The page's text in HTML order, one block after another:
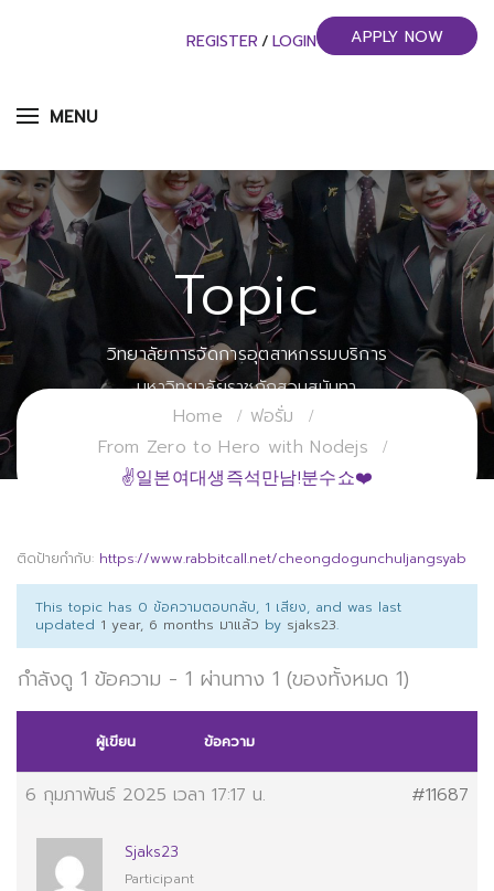
MENU
REGISTER / LOGIN APPLY NOW
Topic
วิทยาลัยการจัดการอุตสาหกรรมบริการ
มหาวิทยาลัยราชภัฏสวนสุนันทา
Home
ฟอรั่ม
From Zero to Hero with Nodejs
✌일본여대생즉석만남!분수쇼❤️
ติดป้ายกำกับ: https://www.rabbitcall.net/cheongdogunchuljangsyab
This topic has 0 ข้อความตอบกลับ, 1 เสียง, and was last
updated 1 year, 6 months มาแล้ว by sjaks23.
กำลังดู 1 ข้อความ - 1 ผ่านทาง 1 (ของทั้งหมด 1)
ผู้เขียน ข้อความ
6 กุมภาพันธ์ 2025 เวลา 17:17 น. #11687
Sjaks23
Participant